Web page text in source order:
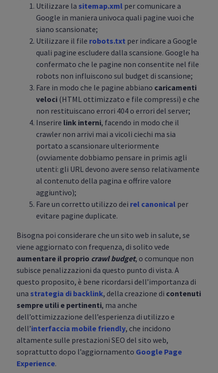
Utilizzare la sitemap.xmlper comunicare a
Google in maniera univoca quali pagine vuoi che
siano scansionate;
Utilizzare il file robots.txt per indicare a Google
quali pagine escludere dalla scansione. Google ha
confermato che le pagine non consentite nel file
robots non influiscono sul budget di scansione;
Fare in modo che le pagine abbiano caricamenti
veloci(HTML ottimizzato e file compressi) e che
non restituiscano errori 404 o errori del server;
Inserire link interni, facendo in modo che il
crawler non arrivi mai a vicoli ciechi ma sia
portato a scansionare ulteriormente
(ovviamente dobbiamo pensare in primis agli
utenti: gli URL devono avere senso relativamente
al contenuto della pagina e offrire valore
aggiuntivo);
Fare un corretto utilizzo dei rel canonicalper
evitare pagine duplicate.
Bisogna poi considerare che un sito web in salute, se
viene aggiornato con frequenza, di solito vede
aumentare il proprio crawl budget, o comunque non
subisce penalizzazioni da questo punto di vista. A
questo proposito, è bene ricordarsi dell’importanza di
una strategia di backlink, della creazione di contenuti
sempre utili e pertinenti, ma anche
dell’ottimizzazione dell’esperienza di utilizzo e
dell’interfaccia mobile friendly, che incidono
altamente sulle prestazioni SEO del sito web,
soprattutto dopo l’aggiornamento Google Page
Experience.